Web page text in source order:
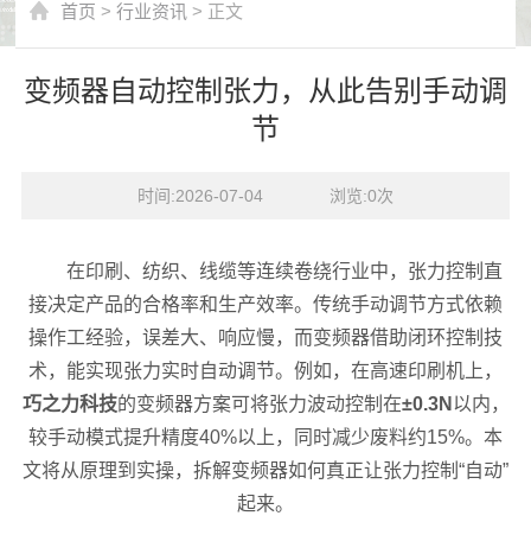
首页 >行业资讯 > 正文
变频器自动控制张力，从此告别手动调
节
时间:2026-07-04    浏览:0次
在印刷、纺织、线缆等连续卷绕行业中，张力控制直
接决定产品的合格率和生产效率。传统手动调节方式依赖
操作工经验，误差大、响应慢，而变频器借助闭环控制技
术，能实现张力实时自动调节。例如，在高速印刷机上，
巧之力科技的变频器方案可将张力波动控制在±0.3N 以内，
较手动模式提升精度40%以上，同时减少废料约15%。本
文将从原理到实操，拆解变频器如何真正让张力控制“自动”
起来。